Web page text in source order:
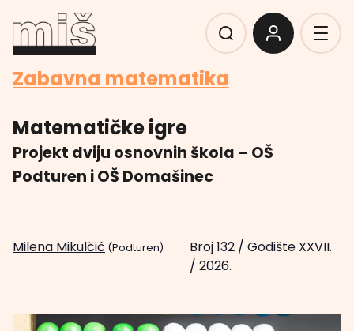
Zabavna matematika
Matematičke igre
Projekt dviju osnovnih škola – OŠ
Podturen i OŠ Domašinec
Milena Mikulčić (Podturen) Broj 132/ Godište XXVII.
/ 2026.